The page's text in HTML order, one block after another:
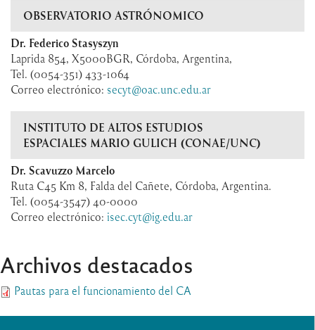
OBSERVATORIO ASTRÓNOMICO
Dr. Federico Stasyszyn
Laprida 854, X5000BGR, Córdoba, Argentina,
Tel. (0054-351) 433-1064
Correo electrónico: secyt@oac.unc.edu.ar
INSTITUTO DE ALTOS ESTUDIOS
ESPACIALES MARIO GULICH (CONAE/UNC)
Dr. Scavuzzo Marcelo
Ruta C45 Km 8, Falda del Cañete, Córdoba, Argentina.
Tel. (0054-3547) 40-0000
Correo electrónico: isec.cyt@ig.edu.ar
Archivos destacados
Pautas para el funcionamiento del CA